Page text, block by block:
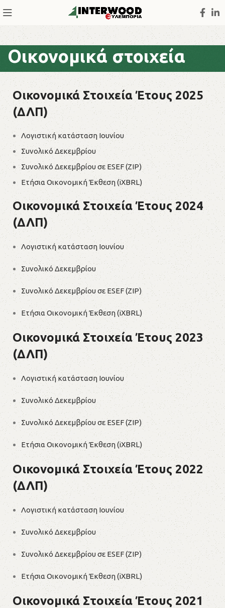
Οικονομικά στοιχεία
Οικονομικά Στοιχεία Έτους 2025
(ΔΛΠ)
Λογιστική κατάσταση Ιουνίου
Συνολικό Δεκεμβρίου
Συνολικό Δεκεμβρίου σε ESEF (ZIP)
Ετήσια Οικονομική Έκθεση (iXBRL)
Οικονομικά Στοιχεία Έτους 2024
(ΔΛΠ)
Λογιστική κατάσταση Ιουνίου
Συνολικό Δεκεμβρίου
Συνολικό Δεκεμβρίου σε ESEF (ZIP)
Ετήσια Οικονομική Έκθεση (iXBRL)
Οικονομικά Στοιχεία Έτους 2023
(ΔΛΠ)
Λογιστική κατάσταση Ιουνίου
Συνολικό Δεκεμβρίου
Συνολικό Δεκεμβρίου σε ESEF (ZIP)
Ετήσια Οικονομική Έκθεση (iXBRL)
Οικονομικά Στοιχεία Έτους 2022
(ΔΛΠ)
Λογιστική κατάσταση Ιουνίου
Συνολικό Δεκεμβρίου
Συνολικό Δεκεμβρίου σε ESEF (ZIP)
Ετήσια Οικονομική Έκθεση (iXBRL)
Οικονομικά Στοιχεία Έτους 2021